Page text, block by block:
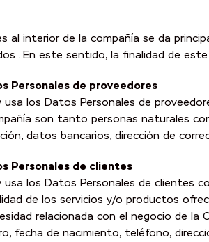
al interior de la compañía se da
. En este sentido, la finalidad de
Personales de proveedores
usa los Datos Personales de
son tanto personas naturales
datos bancarios, dirección de
Personales de clientes
usa los Datos Personales de clientes
de los servicios y/o productos
relacionada con el negocio de
fecha de nacimiento, teléfono,